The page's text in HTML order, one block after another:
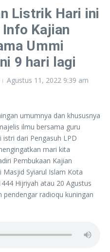
Listrik Hari ini
Kajian
Ummi
9 hari lagi
Agustus 11, 2022 9:39 am
umumnya dan khususnya
ilmu bersama guru
dari Pengasuh LPD
mari kita
Pembukaan Kajian
Masjid Syiarul Islam Kota
Hijriyah atau 20 Agustus
pendengar radioqu kuningan